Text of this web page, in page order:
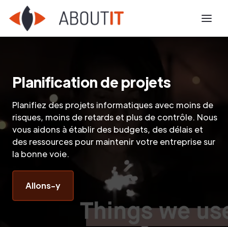
Planification de projets
Planifiez des projets informatiques avec moins de
risques, moins de retards et plus de contrôle. Nous
vous aidons à établir des budgets, des délais et
des ressources pour maintenir votre entreprise sur
la bonne voie.
Allons-y